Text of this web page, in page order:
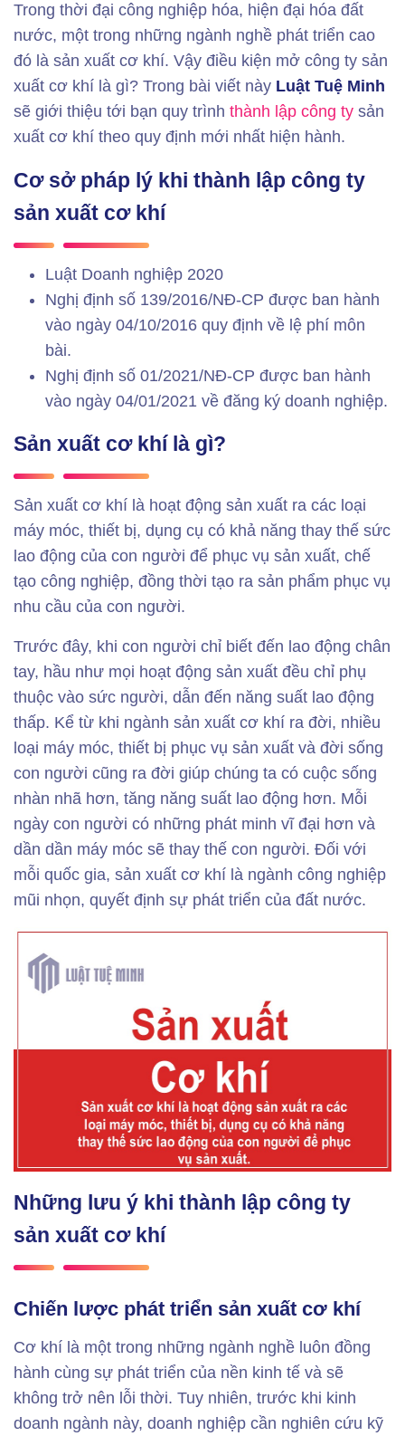
Trong thời đại công nghiệp hóa, hiện đại hóa đất
nước, một trong những ngành nghề phát triển cao
đó là sản xuất cơ khí. Vậy điều kiện mở công ty sản
xuất cơ khí là gì? Trong bài viết này Luật Tuệ Minh
sẽ giới thiệu tới bạn quy trình thành lập công ty sản
xuất cơ khí theo quy định mới nhất hiện hành.
Cơ sở pháp lý khi thành lập công ty
sản xuất cơ khí
Luật Doanh nghiệp 2020
Nghị định số 139/2016/NĐ-CP được ban hành
vào ngày 04/10/2016 quy định về lệ phí môn
bài.
Nghị định số 01/2021/NĐ-CP được ban hành
vào ngày 04/01/2021 về đăng ký doanh nghiệp.
Sản xuất cơ khí là gì?
Sản xuất cơ khí là hoạt động sản xuất ra các loại
máy móc, thiết bị, dụng cụ có khả năng thay thế sức
lao động của con người để phục vụ sản xuất, chế
tạo công nghiệp, đồng thời tạo ra sản phẩm phục vụ
nhu cầu của con người.
Trước đây, khi con người chỉ biết đến lao động chân
tay, hầu như mọi hoạt động sản xuất đều chỉ phụ
thuộc vào sức người, dẫn đến năng suất lao động
thấp. Kể từ khi ngành sản xuất cơ khí ra đời, nhiều
loại máy móc, thiết bị phục vụ sản xuất và đời sống
con người cũng ra đời giúp chúng ta có cuộc sống
nhàn nhã hơn, tăng năng suất lao động hơn. Mỗi
ngày con người có những phát minh vĩ đại hơn và
dần dần máy móc sẽ thay thế con người. Đối với
mỗi quốc gia, sản xuất cơ khí là ngành công nghiệp
mũi nhọn, quyết định sự phát triển của đất nước.
Những lưu ý khi thành lập công ty
sản xuất cơ khí
Chiến lược phát triển sản xuất cơ khí
Cơ khí là một trong những ngành nghề luôn đồng
hành cùng sự phát triển của nền kinh tế và sẽ
không trở nên lỗi thời. Tuy nhiên, trước khi kinh
doanh ngành này, doanh nghiệp cần nghiên cứu kỹ